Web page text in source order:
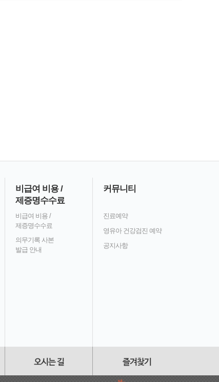
비급여 비용 /
제증명수수료
비급여 비용 /
제증명수수료
의무기록 사본
발급 안내
커뮤니티
진료예약
영유아 건강검진 예약
공지사항